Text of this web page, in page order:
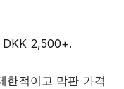
DKK 2,500+.
한적이고 막판 가격